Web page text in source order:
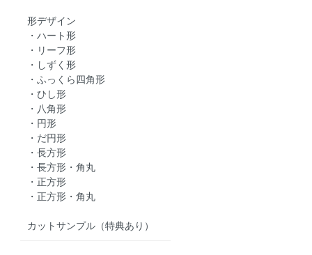
形デザイン
・ハート形
・リーフ形
・しずく形
・ふっくら四角形
・ひし形
・八角形
・円形
・だ円形
・長方形
・長方形・角丸
・正方形
・正方形・角丸
カットサンプル（特典あり）